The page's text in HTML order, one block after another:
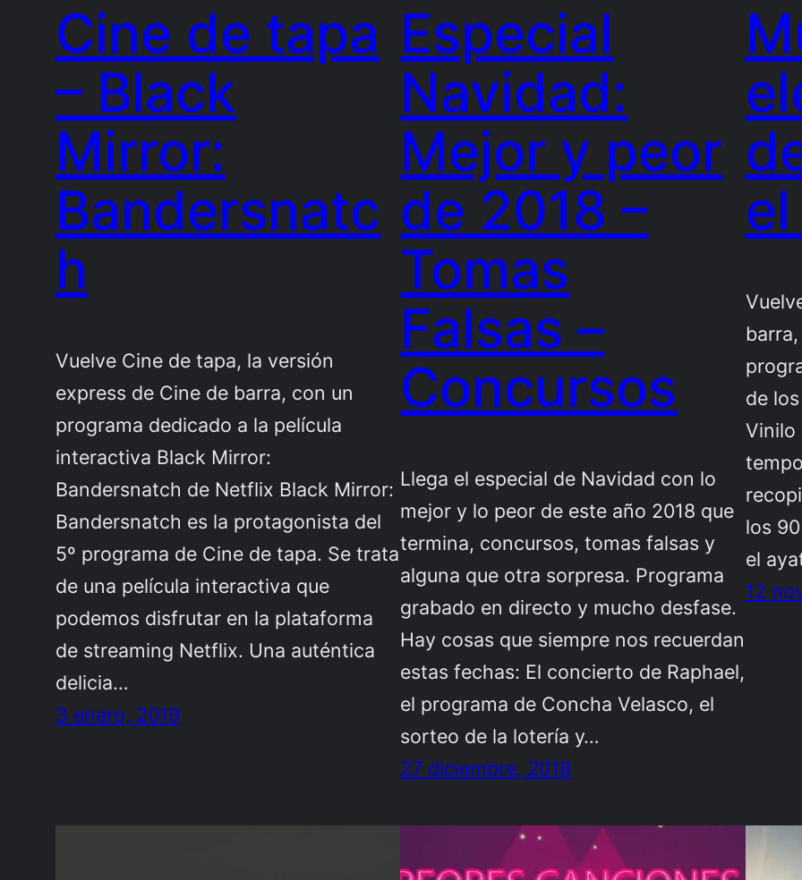
Cine de tapa
– Black
Mirror:
Bandersnatc
h
Vuelve Cine de tapa, la versión
express de Cine de barra, con un
programa dedicado a la película
interactiva Black Mirror:
Bandersnatch de Netflix Black Mirror:
Bandersnatch es la protagonista del
5º programa de Cine de tapa. Se trata
de una película interactiva que
podemos disfrutar en la plataforma
de streaming Netflix. Una auténtica
delicia…
3 enero, 2019
Especial
Navidad:
Mejor y peor
de 2018 –
Tomas
Falsas –
Concursos
Llega el especial de Navidad con lo
mejor y lo peor de este año 2018 que
termina, concursos, tomas falsas y
alguna que otra sorpresa. Programa
grabado en directo y mucho desfase.
Hay cosas que siempre nos recuerdan
estas fechas: El concierto de Raphael,
el programa de Concha Velasco, el
sorteo de la lotería y…
27 diciembre, 2018
de
Vinilo
los
el
12